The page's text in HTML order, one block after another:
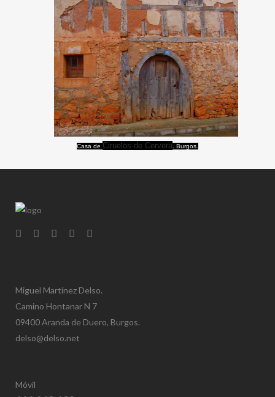
Casa de Ciruelos de Cervera . Burgos.
Miguel Martínez Delso.
Camino Hontanar N 7
09400 Aranda de Duero, Burgos.
delso@delso.net
Móvil